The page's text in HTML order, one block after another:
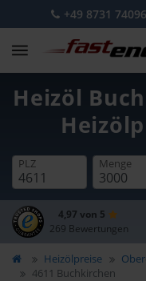
+49 8731
Heizöl
PLZ Menge
4,97 von 5
269 Bewertungen
Heizölpreise
4611 Buchkirchen